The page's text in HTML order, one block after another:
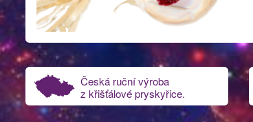
Česká ruční výroba
z křišťálové pryskyřice.